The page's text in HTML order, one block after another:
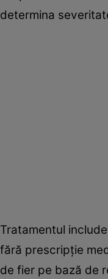
determina
Tratamentul
fără prescripție
de fier pe bază de